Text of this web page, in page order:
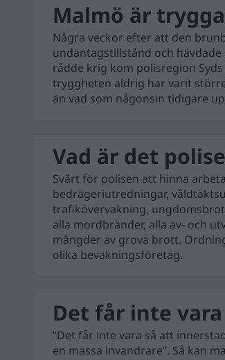
Malmö är
Några veckor efter att den
undantagstillstånd och
rådde krig kom polisregion
tryggheten aldrig har varit
än vad som någonsin tidigare
Vad är det
Svårt för polisen att hinna
bedrägeriutredningar,
trafikövervakning,
alla mordbränder, alla av- och
mängder av grova brott.
olika bevakningsföretag.
Det får inte vara
”Det får inte vara så att
en massa invandrare”. Så kan